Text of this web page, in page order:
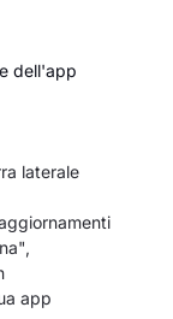
dell'app
laterale
app